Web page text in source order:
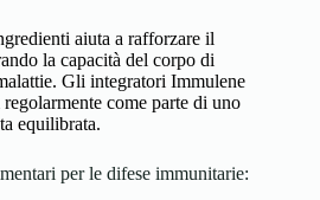
aiuta a rafforzare il
la capacità del corpo di
Gli integratori Immulene
regolarmente come parte di uno
equilibrata.
per le difese immunitarie: